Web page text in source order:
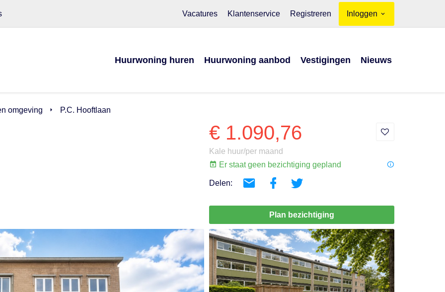
Vacatures Klantenservice Registreren Inloggen
Huurwoning huren Huurwoning aanbod Vestigingen Nieuws
omgeving P.C. Hooftlaan
€ 1.090,76
Kale huur/per maand
Er staat geen bezichtiging gepland
Delen:
Plan bezichtiging